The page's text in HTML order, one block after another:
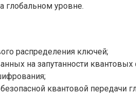
глобальном уровне.
распределения ключей;
на запутанности квантовых
квантовой передачи